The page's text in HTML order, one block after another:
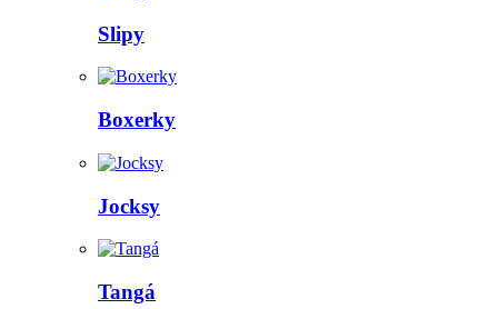
Slipy
Boxerky
Jocksy
Tangá